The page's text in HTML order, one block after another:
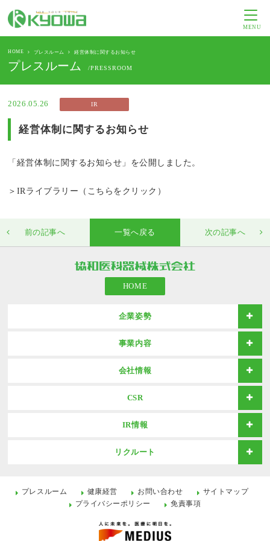
MENU
HOME プレスルーム 経営体制に関するお知らせ
プレスルーム /PRESSROOM
2026.05.26 IR
経営体制に関するお知らせ
「経営体制に関するお知らせ」を公開しました。
＞IRライブラリー（こちらをクリック）
前の記事へ 次の記事へ
一覧へ戻る
HOME
企業姿勢
事業内容
会社情報
CSR
IR情報
リクルート
プレスルーム 健康経営 お問い合わせ
サイトマップ
プライバシーポリシー
免責事項